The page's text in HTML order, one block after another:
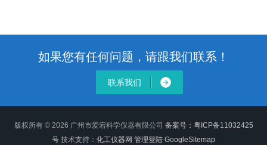
如果您有任何问题，请跟我们联系！
联系我们
版权所有 © 2026 广州市爱宕科学仪器有限公司 备案号：粤ICP备11032425
号 技术支持： 化工仪器网 管理登陆 GoogleSitemap